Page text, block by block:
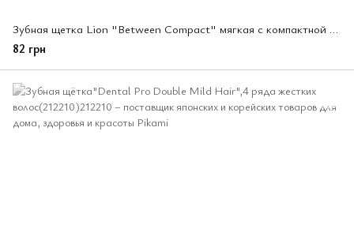
Зубная щетка Lion "Between Compact" мягкая с компактной головкой (142737)
82 грн